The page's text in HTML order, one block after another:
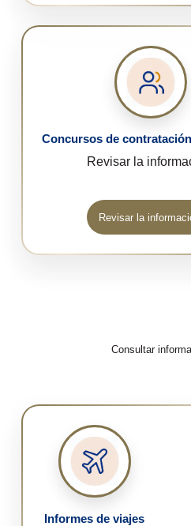
Concursos de
Revisar la
Revisar la (abre en
Consultar
Informes de viajes